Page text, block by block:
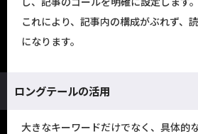
これにより、記事内の構成がぶれず、
になります。
ロングテールの活用
大きなキーワードだけでなく、具体的